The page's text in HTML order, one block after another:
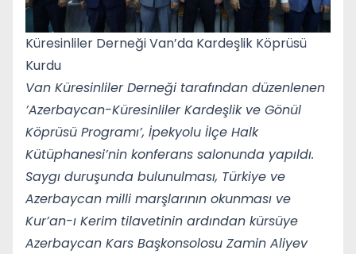
Küresinliler Derneği Van’da Kardeşlik Köprüsü
Kurdu
Van Küresinliler Derneği tarafından düzenlenen
’Azerbaycan-Küresinliler Kardeşlik ve Gönül
Köprüsü Programı’, İpekyolu İlçe Halk
Kütüphanesi’nin konferans salonunda yapıldı.
Saygı duruşunda bulunulması, Türkiye ve
Azerbaycan milli marşlarının okunması ve
Kur’an-ı Kerim tilavetinin ardından kürsüye
Azerbaycan Kars Başkonsolosu Zamin Aliyev